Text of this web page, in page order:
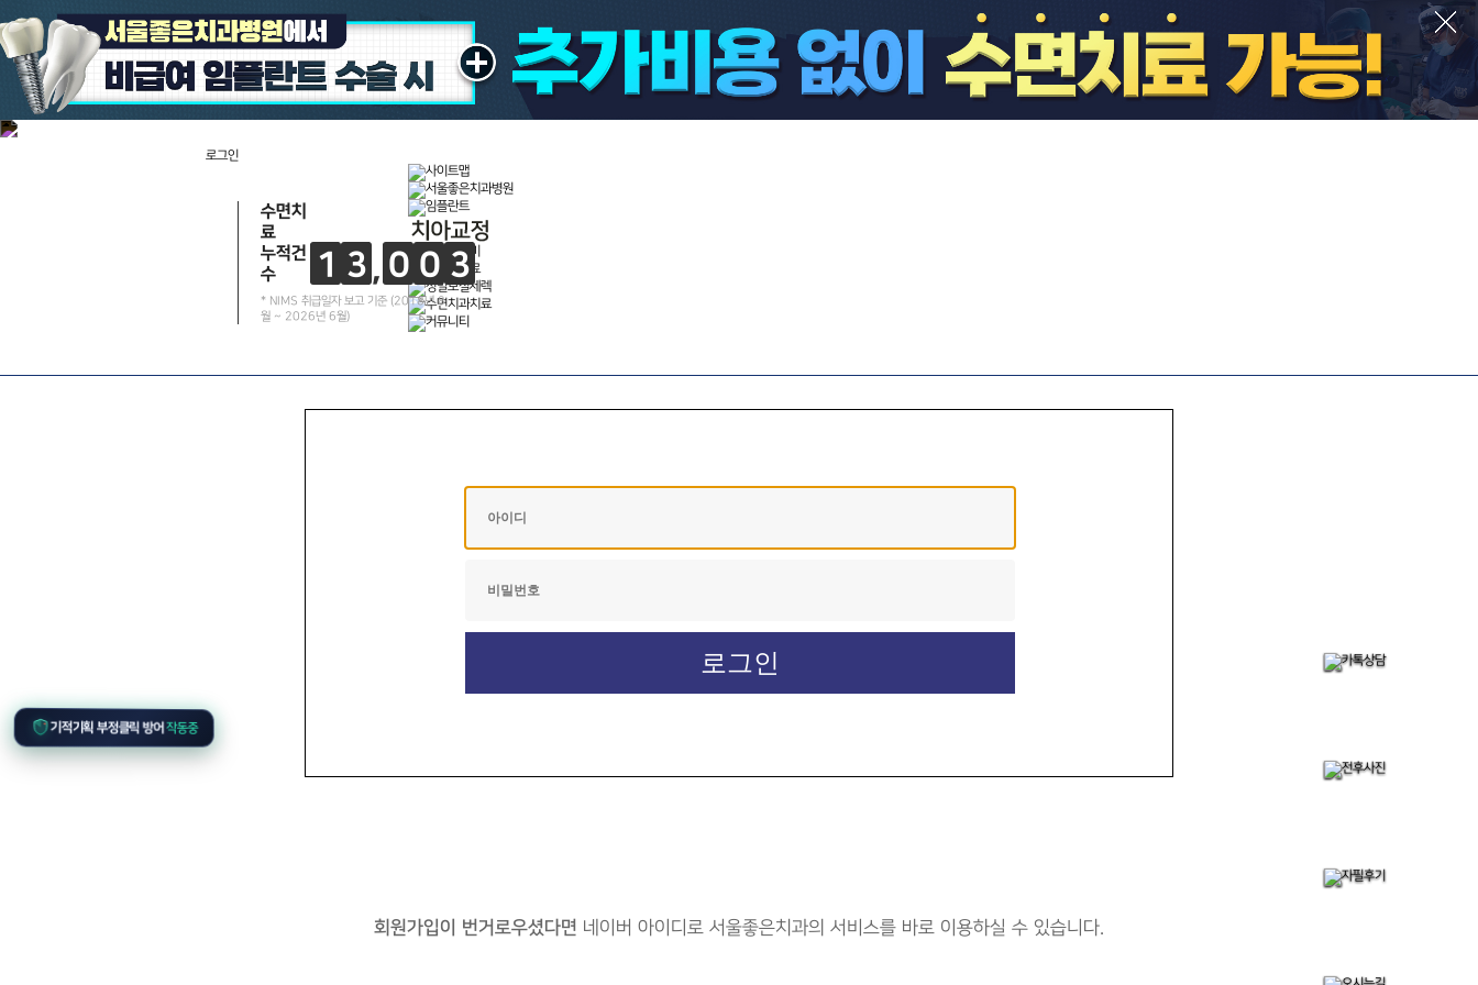
로그인
수면치
료
누적건
수
1 3 0 0 3
건
* NIMS 취급일자 보고 기준 (2018년 8
월 ~ 2026년 6월)
회원가입이 번거로우셨다면 네이버 아이디로 서울좋은치과의 서비스를 바로 이용하실 수 있습니다.
기적기획 부정클릭 방어작동중